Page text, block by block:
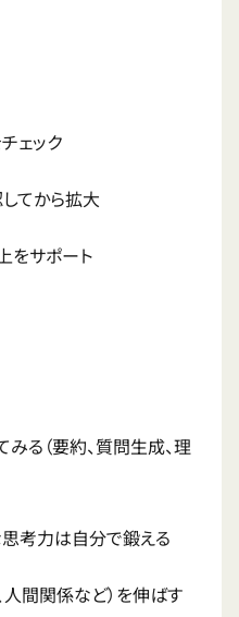
ェック
てから拡大
をサポート
る（要約、質問生成、理
考力は自分で鍛える
間関係など）を伸ばす